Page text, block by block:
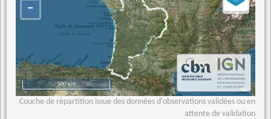
−
500 km
Couche de répartition issue des données d'observations validées ou en
attente de validation